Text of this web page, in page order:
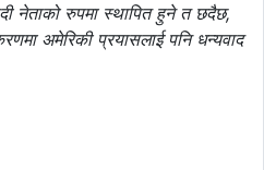
नेताको रुपमा स्थापित हुने त छदैछ,
अमेरिकी प्रयासलाई पनि धन्यवाद